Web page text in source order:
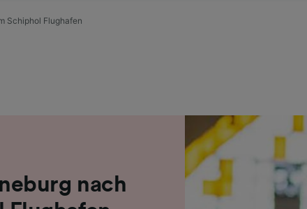
Schiphol Flughafen
nach
der Partner (Lieferanten)